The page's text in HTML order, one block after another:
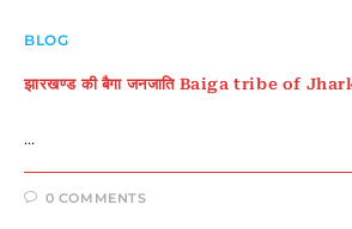
BLOG
झारखण्ड की बैगा जनजाति Baiga tribe of
…
0 COMMENTS